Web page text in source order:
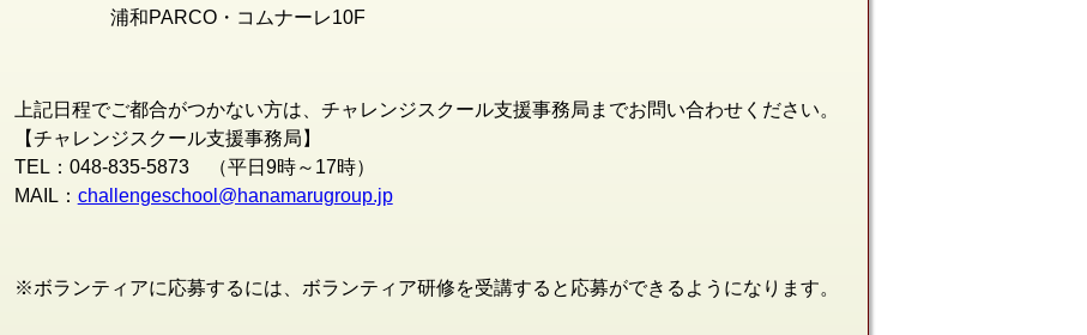
浦和PARCO・コムナーレ10F
上記日程でご都合がつかない方は、チャレンジスクール支援事務局 までお問い合わせください。
【チャレンジスクール支援事務局】
TEL：048-835-5873 （平日9時～17時）
MAIL： challengeschool@hanamarugroup.jp
※ボランティアに応募するには、ボランティア研修を受講すると応募ができるようになります。